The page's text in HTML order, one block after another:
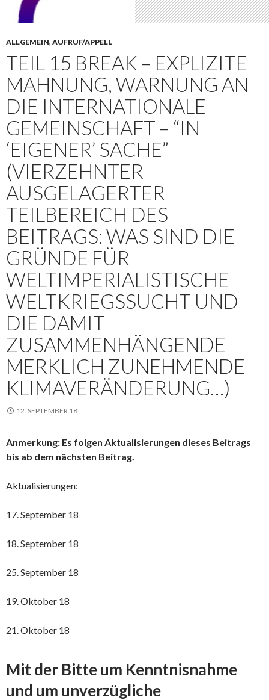
ALLGEMEIN, AUFRUF/APPELL
TEIL 15 BREAK – EXPLIZITE
MAHNUNG, WARNUNG AN
DIE INTERNATIONALE
GEMEINSCHAFT – “IN
‘EIGENER’ SACHE”
(VIERZEHNTER
AUSGELAGERTER
TEILBEREICH DES
BEITRAGS: WAS SIND DIE
GRÜNDE FÜR
WELTIMPERIALISTISCHE
WELTKRIEGSSUCHT UND
DIE DAMIT
ZUSAMMENHÄNGENDE
MERKLICH ZUNEHMENDE
KLIMAVERÄNDERUNG…)
12. SEPTEMBER 18
Anmerkung: Es folgen Aktualisierungen dieses Beitrags
bis ab dem nächsten Beitrag.
Aktualisierungen:
17. September 18
18. September 18
25. September 18
19. Oktober 18
21. Oktober 18
Mit der Bitte um Kenntnisnahme
und um unverzügliche